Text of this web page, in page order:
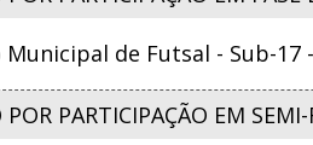
de Futsal - Sub-17
PARTICIPAÇÃO EM